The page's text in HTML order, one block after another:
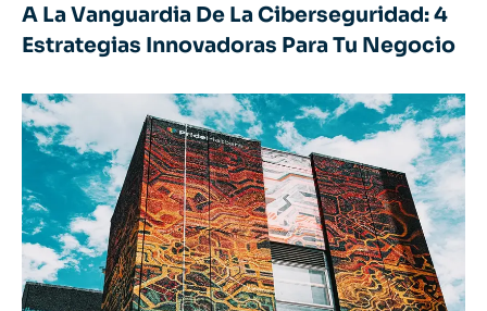
A La Vanguardia De La Ciberseguridad: 4
Estrategias Innovadoras Para Tu Negocio